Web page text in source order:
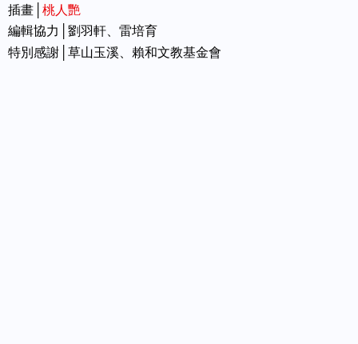
插畫│ 桃人艷
編輯協力
│劉羽軒、雷培育
特別感謝│草山玉溪、賴和文教基金會